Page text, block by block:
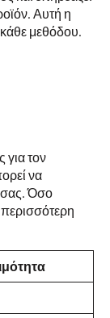
Αυτή η
μεθόδου.
για τον
να
σας. Όσο
περισσότερη